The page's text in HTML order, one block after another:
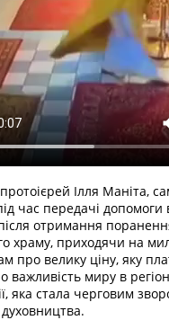
Ілля Маніта,
час передачі допомоги
отримання
храму, приходячи на
про велику ціну, яку
важливість миру в
яка стала черговим